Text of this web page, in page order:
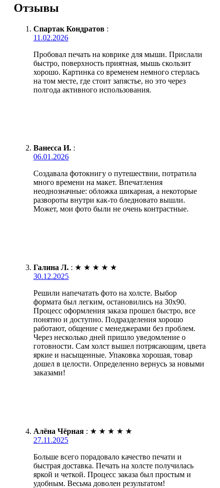
Отзывы
Спартак Кондратов :
11.02.2026
Пробовал печать на коврике для мыши. Прислали
быстро, поверхность приятная, мышь скользит
хорошо. Картинка со временем немного стерлась
на том месте, где стоит запястье, но это через
полгода активного использования.
Ванесса И. :
06.01.2026
Создавала фотокнигу о путешествии, потратила
много времени на макет. Впечатления
неоднозначные: обложка шикарная, а некоторые
развороты внутри как-то бледновато вышли.
Может, мои фото были не очень контрастные.
Галина Л. : ★ ★ ★ ★ ★
30.12.2025
Решили напечатать фото на холсте. Выбор
формата был легким, остановились на 30х90.
Процесс оформления заказа прошел быстро, все
понятно и доступно. Подразделения хорошо
работают, общение с менеджерами без проблем.
Через несколько дней пришло уведомление о
готовности. Сам холст вышел потрясающим, цвета
яркие и насыщенные. Упаковка хорошая, товар
дошел в целости. Определенно вернусь за новыми
заказами!
Алёна Чёрная : ★ ★ ★ ★ ★
27.11.2025
Больше всего порадовало качество печати и
быстрая доставка. Печать на холсте получилась
яркой и четкой. Процесс заказа был простым и
удобным. Весьма доволен результатом!